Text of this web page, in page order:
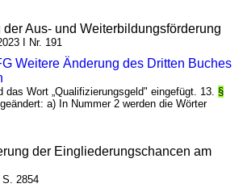
Aus- und Weiterbildungsförderung
I Nr. 191
Weitere Änderung des Dritten Buches
das Wort „Qualifizierungsgeld" eingefügt. 13. §
a) In Nummer 2 werden die Wörter
der Eingliederungschancen am
2854